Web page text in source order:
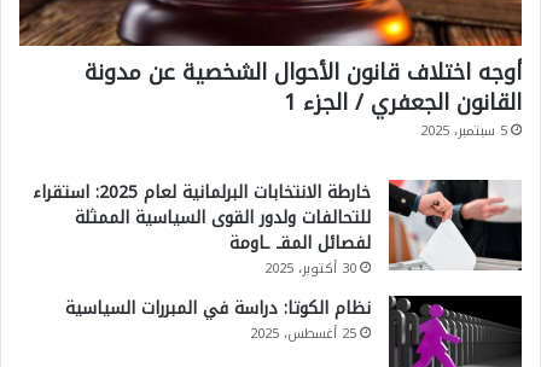
أوجه اختلاف قانون الأحوال الشخصية عن مدونة
القانون الجعفري / الجزء 1
5 سبتمبر، 2025
خارطة الانتخابات البرلمانية لعام 2025: استقراء
للتحالفات ولدور القوى السياسية الممثلة
لفصائل المقـ ـاومة
30 أكتوبر، 2025
نظام الكوتا: دراسة في المبررات السياسية
25 أغسطس، 2025